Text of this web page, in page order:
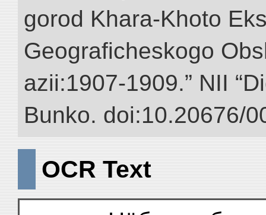
gorod Khara-Khoto
Geograficheskogo
azii:1907-1909.” NII
Bunko. doi:10.20676/
OCR Text